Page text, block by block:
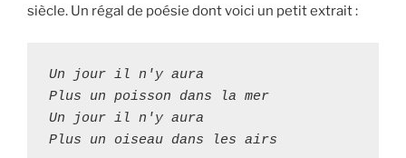
siècle. Un régal de poésie dont voici un petit extrait :
Un jour il n'y aura
Plus un poisson dans la mer
Un jour il n'y aura
Plus un oiseau dans les airs